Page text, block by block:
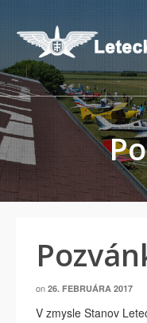
on 26. FEBRUÁRA 2017
V zmysle Stanov